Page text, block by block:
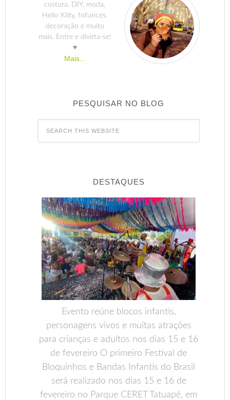
costura, DIY, moda,
Hello Kitty, fofurices,
decoração e muito
mais. Entre e divirta-se!
♥
Mais...
PESQUISAR NO BLOG
DESTAQUES
Evento reúne blocos infantis,
personagens vivos e muitas atrações
para crianças e adultos nos dias 15 e 16
de fevereiro O primeiro Festival de
Bloquinhos e Bandas Infantis do Brasil
será realizado nos dias 15 e 16 de
fevereiro no Parque CERET Tatuapé, em